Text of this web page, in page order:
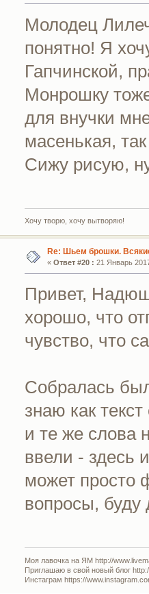
Молодец
понятно! Я
Гапчинской,
Монрошку
для внучки
масенькая,
Сижу рисую,
Хочу творю, хочу вытворяю!
Re: Шьем брошки.
« Ответ #20 : 21 Январь
Привет,
хорошо, что
чувство, что
Собралась
знаю как
и те же слова
ввели - здесь
может просто
вопросы, буду
Моя лавочка на ЯМ http://
Приглашаю в свой новый блог
Инстаграм https://